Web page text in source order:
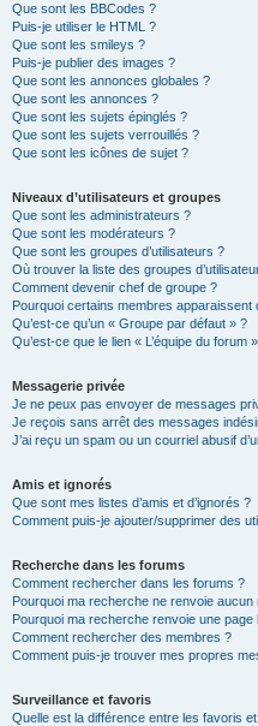
Que sont les BBCodes ?
Puis-je utiliser le HTML ?
Que sont les smileys ?
Puis-je publier des images ?
Que sont les annonces globales ?
Que sont les annonces ?
Que sont les sujets épinglés ?
Que sont les sujets verrouillés ?
Que sont les icônes de sujet ?
Niveaux d’utilisateurs et groupes
Que sont les administrateurs ?
Que sont les modérateurs ?
Que sont les groupes d’utilisateurs ?
Où trouver la liste des groupes
Comment devenir chef de groupe ?
Pourquoi certains membres apparaissent
Qu’est-ce qu’un « Groupe par défaut » ?
Qu’est-ce que le lien « L’équipe du forum
Messagerie privée
Je ne peux pas envoyer de messages
Je reçois sans arrêt des messages
J’ai reçu un spam ou un courriel abusif
Amis et ignorés
Que sont mes listes d’amis et d’ignorés ?
Comment puis-je ajouter/supprimer des
Recherche dans les forums
Comment rechercher dans les forums ?
Pourquoi ma recherche ne renvoie aucun
Pourquoi ma recherche renvoie une page
Comment rechercher des membres ?
Comment puis-je trouver mes propres
Surveillance et favoris
Quelle est la différence entre les favoris